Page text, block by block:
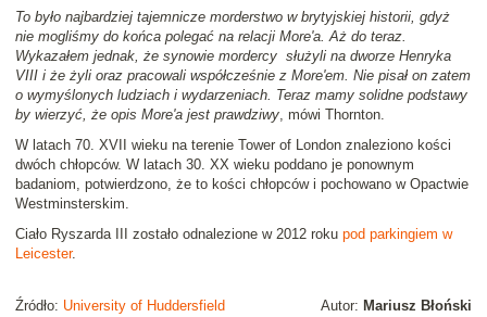
To było najbardziej tajemnicze morderstwo w brytyjskiej historii, gdyż
nie mogliśmy do końca polegać na relacji More'a. Aż do teraz.
Wykazałem jednak, że synowie mordercy służyli na dworze Henryka
VIII i że żyli oraz pracowali współcześnie z More'em. Nie pisał on zatem
o wymyślonych ludziach i wydarzeniach. Teraz mamy solidne podstawy
by wierzyć, że opis More'a jest prawdziwy, mówi Thornton.
W latach 70. XVII wieku na terenie Tower of London znaleziono kości
dwóch chłopców. W latach 30. XX wieku poddano je ponownym
badaniom, potwierdzono, że to kości chłopców i pochowano w Opactwie
Westminsterskim.
Ciało Ryszarda III zostało odnalezione w 2012 roku pod parkingiem w
Leicester.
Autor: Mariusz Błoński
Źródło: University of Huddersfield